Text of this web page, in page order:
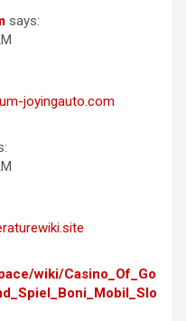
says:
joyingauto.com
wiki/Casino_Of_Go